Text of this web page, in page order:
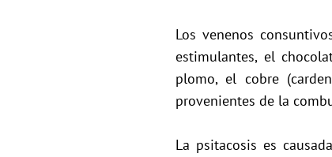
Los venenos
estimulantes, el
plomo, el cobre
provenientes de la
La psitacosis es